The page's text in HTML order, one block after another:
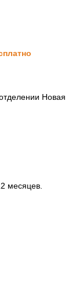
Новая
месяцев.